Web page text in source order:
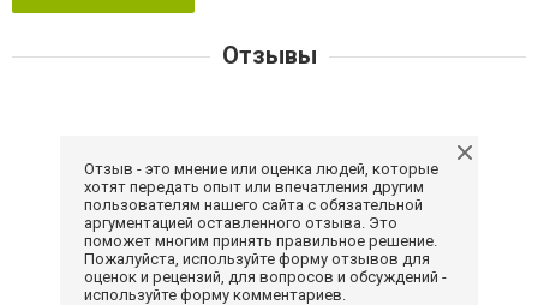
Отзывы
Отзыв - это мнение или оценка людей, которые
хотят передать опыт или впечатления другим
пользователям нашего сайта с обязательной
аргументацией оставленного отзыва. Это
поможет многим принять правильное решение.
Пожалуйста, используйте форму отзывов для
оценок и рецензий, для вопросов и обсуждений -
используйте форму комментариев.